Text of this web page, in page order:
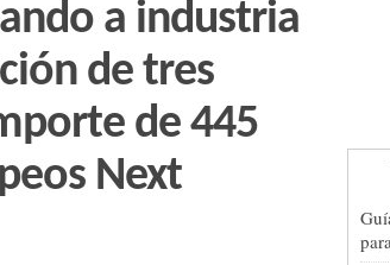
a industria
de tres
de 445
Next